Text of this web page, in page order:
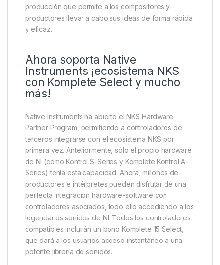
producción que permite a los compositores y
productores llevar a cabo sus ideas de forma rápida
y eficaz.
Ahora soporta Native
Instruments ¡ecosistema NKS
con Komplete Select y mucho
más!
Native Instruments ha abierto el NKS Hardware
Partner Program, permitiendo a controladores de
terceros integrarse con el ecosistema NKS por
primera vez. Anteriormente, sólo el propio hardware
de NI (como Kontrol S-Series y Komplete Kontrol A-
Series) tenía esta capacidad. Ahora, millones de
productores e intérpretes pueden disfrutar de una
perfecta integración hardware-software con
controladores asociados, todo ello accediendo a los
legendarios sonidos de NI. Todos los controladores
compatibles incluirán un bono Komplete 15 Select,
que dará a los usuarios acceso instantáneo a una
potente librería de sonidos.